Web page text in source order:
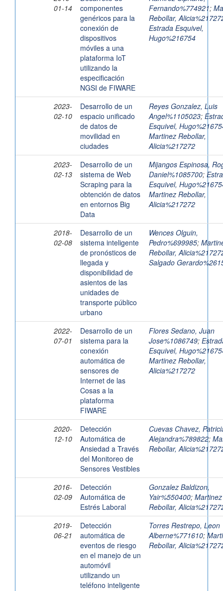
01-14
componentes
genéricos para la
conexión de
dispositivos
móviles a una
plataforma IoT
utilizando la
especificación
NGSI de FIWARE
Fernando%774921;
Rebollar,
Estrada Esquivel,
Hugo%216754
2023-
02-10
Desarrollo de un
espacio unificado
de datos de
movilidad en
ciudades
Reyes Gonzalez, Luis
Angel%1105023;
Esquivel,
Martinez Rebollar,
Alicia%217272
2023-
02-13
Desarrollo de un
sistema de Web
Scraping para la
obtención de datos
en entornos Big
Data
Mijangos Espinosa,
Daniel%1085700;
Esquivel,
Martinez Rebollar,
Alicia%217272
2018-
02-08
Desarrollo de un
sistema inteligente
de pronósticos de
llegada y
disponibilidad de
asientos de las
unidades de
transporte público
urbano
Wences Olguin,
Pedro%699985;
Rebollar,
Salgado
2022-
07-01
Desarrollo de un
sistema para la
conexión
automática de
sensores de
Internet de las
Cosas a la
plataforma
FIWARE
Flores Sedano, Juan
Jose%1086749;
Esquivel,
Martinez Rebollar,
Alicia%217272
2020-
12-10
Detección
Automática de
Ansiedad a Través
del Monitoreo de
Sensores Vestibles
Cuevas Chavez,
Alejandra%789822;
Rebollar,
2016-
02-09
Detección
Automática de
Estrés Laboral
Gonzalez Baldizon,
Yair%550400; Martinez
Rebollar,
2019-
06-21
Detección
automática de
eventos de riesgo
en el manejo de un
automóvil
utilizando un
teléfono inteligente
Torres Restrepo, Leon
Alberne%771610;
Rebollar,